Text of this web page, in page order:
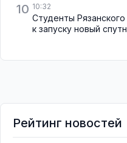
10 10:32
Студенты
к запуску новый
Рейтинг новостей